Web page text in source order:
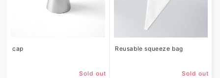
cap
Sold out
Reusable squeeze bag
Sold out